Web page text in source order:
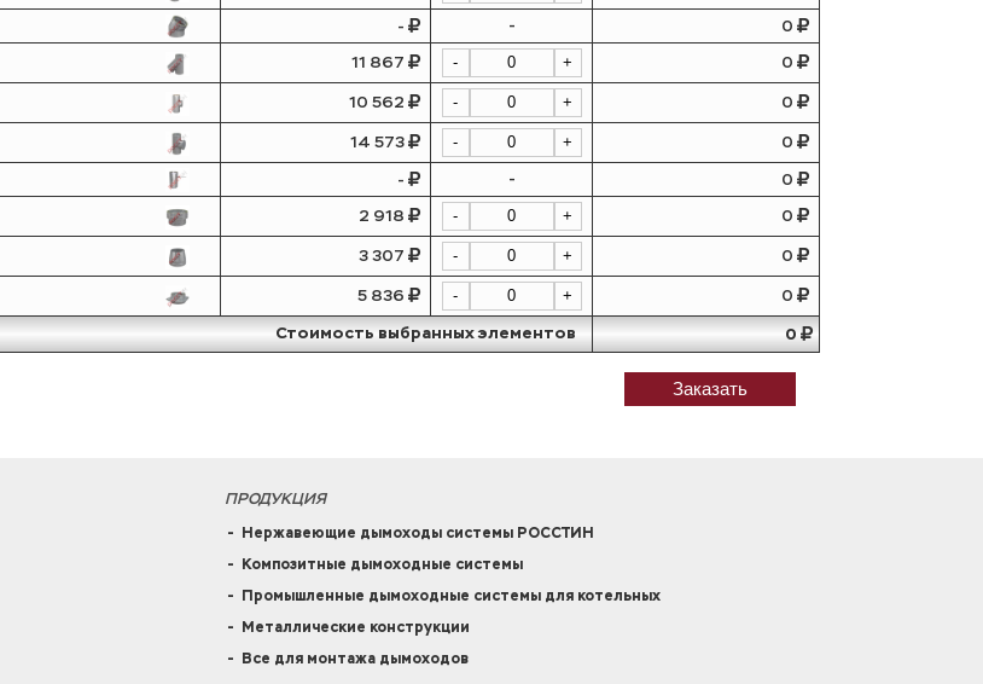
- -
0
11 867 - +
0
10 562 - +
0
14 573 - +
0
- -
0
2 918 - +
0
3 307 - +
0
5 836 - +
0
Стоимость выбранных элементов
0
Заказать
ПРОДУКЦИЯ
Нержавеющие дымоходы системы РОССТИН
Композитные дымоходные системы
Промышленные дымоходные системы для котельных
Металлические конструкции
Все для монтажа дымоходов